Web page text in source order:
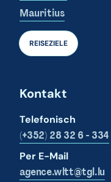
Mauritius
REISEZIELE
Kontakt
Telefonisch
(+352) 28 32 6 - 334
Per E-Mail
agence.wltt@tgl.lu